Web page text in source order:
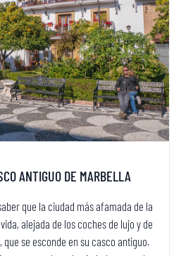
ANTIGUO DE MARBELLA
que la ciudad más afamada de la
alejada de los coches de lujo y de
se esconde en su casco antiguo.